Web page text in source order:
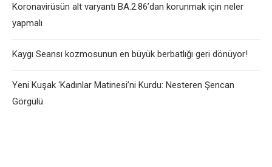
Koronavirüsün alt varyantı BA.2.86’dan korunmak için neler
yapmalı
Kaygı Seansı kozmosunun en büyük berbatlığı geri dönüyor!
Yeni Kuşak ‘Kadınlar Matinesi’ni Kurdu: Nesteren Şencan
Görgülü